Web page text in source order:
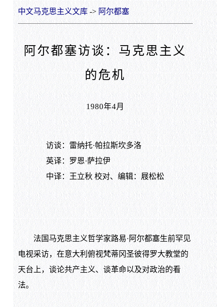
中文马克思主义文库-> 阿尔都塞
阿尔都塞访谈：马克思主义
的危机
1980年4月
访谈：雷纳托·帕拉斯坎多洛
英译：罗恩·萨拉伊
中译：王立秋 校对、编辑：屐松松
法国马克思主义哲学家路易·阿尔都塞生前罕见
电视采访，在意大利俯视梵蒂冈圣彼得罗大教堂的
天台上，谈论共产主义、谈革命以及对政治的看
法。